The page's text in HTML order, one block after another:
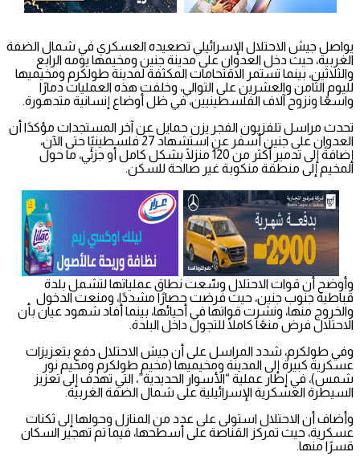
يواصل جيش الاحتلال الإسرائيلي تصعيده العسكري في شمال الضفة
الغربية، حيث دخل العدوان على مدينة جنين ومخيمها يومه الرابع
والثلاثين، بينما تستمر الاقتحامات المكثفة لمدينة طولكرم ومخيميها
لليوم الثامن والعشرين على التوالي، وخلفت هذه العمليات دمارًا
واسعًا ونزوح آلاف الفلسطينيين، في ظل أوضاع إنسانية متدهورة.
تحدث مراسل تلفزيون الفجر يزن حمايل عن آخر المستجدات مؤكدًا أن
العدوان على جنين أسفر عن استشهاد 27 فلسطينيًا حتى الآن،
إضافةً إلى تدمير أكثر من 120 منزلًا بشكل كامل أو جزئي، ما حول
المخيم إلى منطقة منكوبة غير صالحة للسكن.
وأوضح أن قوات الاحتلال وسّعت نطاق عملياتها لتشمل بلدة
قباطية جنوب جنين، حيث فرضت حصارًا مشددًا، ومنعت الدخول
والخروج منها، ونشرت قواتها في أحيائها، بينما أفاد شهود عيان بأن
الاحتلال فرض منعًا كاملًا للتجول داخل البلدة.
وفي طولكرم، شدد المراسل على أن جيش الاحتلال دفع بتعزيزات
عسكرية كبيرة إلى المدينة ومخيميها (مخيم طولكرم ومخيم نور
شمس)، في إطار عملية “الأسوار الحديدية”، التي تهدف إلى تعزيز
السيطرة العسكرية الإسرائيلية على شمال الضفة الغربية.
وأضاف أن الاحتلال استولى على عدد من المنازل وحولها إلى ثكنات
عسكرية، حيث تمركز القناصة على أسطحها، فيما تم تهجير السكان
قسرًا منها.